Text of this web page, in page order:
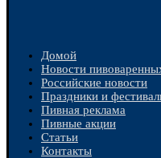
Домой
Новости
Российские новости
Праздники и
Пивная реклама
Пивные акции
Статьи
Контакты